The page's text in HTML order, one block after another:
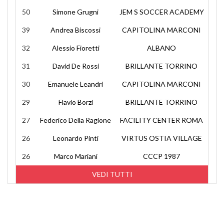
VEDI TUTTI
50 Simone Grugni JEM S SOCCER ACADEMY
39 Andrea Biscossi CAPITOLINA MARCONI
32 Alessio Fioretti ALBANO
31 David De Rossi BRILLANTE TORRINO
30 Emanuele Leandri CAPITOLINA MARCONI
29 Flavio Borzi BRILLANTE TORRINO
27 Federico Della Ragione FACILITY CENTER ROMA
26 Leonardo Pinti VIRTUS OSTIA VILLAGE
26 Marco Mariani CCCP 1987